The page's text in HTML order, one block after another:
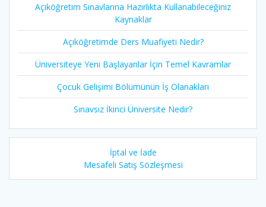
Açıköğretim Sınavlarına Hazırlıkta Kullanabileceğiniz
Kaynaklar
Açıköğretimde Ders Muafiyeti Nedir?
Üniversiteye Yeni Başlayanlar İçin Temel Kavramlar
Çocuk Gelişimi Bölümünün İş Olanakları
Sınavsız İkinci Üniversite Nedir?
İptal ve İade
Mesafeli Satış Sözleşmesi